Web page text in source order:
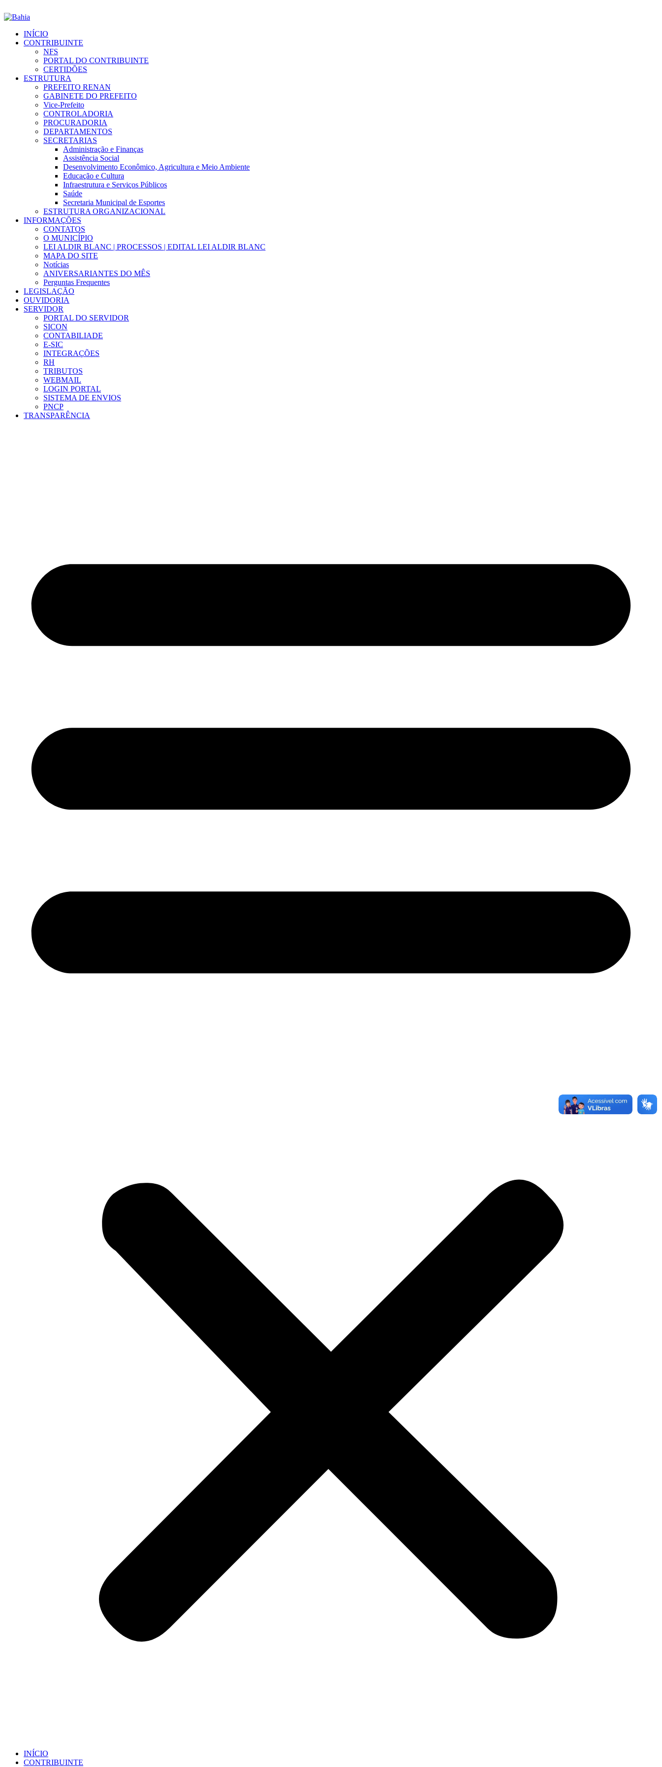
INÍCIO
CONTRIBUINTE
NFS
PORTAL DO CONTRIBUINTE
CERTIDÕES
ESTRUTURA
PREFEITO RENAN
GABINETE DO PREFEITO
Vice-Prefeito
CONTROLADORIA
PROCURADORIA
DEPARTAMENTOS
SECRETARIAS
Administração e Finanças
Assistência Social
Desenvolvimento Econômico, Agricultura e Meio Ambiente
Educação e Cultura
Infraestrutura e Serviços Públicos
Saúde
Secretaria Municipal de Esportes
ESTRUTURA ORGANIZACIONAL
INFORMAÇÕES
CONTATOS
O MUNICÍPIO
LEI ALDIR BLANC | PROCESSOS | EDITAL LEI ALDIR BLANC
MAPA DO SITE
Notícias
ANIVERSARIANTES DO MÊS
Perguntas Frequentes
LEGISLAÇÃO
OUVIDORIA
SERVIDOR
PORTAL DO SERVIDOR
SICON
CONTABILIADE
E-SIC
INTEGRAÇÕES
RH
TRIBUTOS
WEBMAIL
LOGIN PORTAL
SISTEMA DE ENVIOS
PNCP
TRANSPARÊNCIA
INÍCIO
CONTRIBUINTE